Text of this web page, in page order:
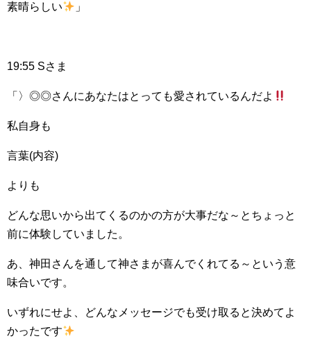
素晴らしい 」
19:55 Sさま
「〉◎◎さんにあなたはとっても愛されているんだよ
私自身も
言葉(内容)
よりも
どんな思いから出てくるのかの方が大事だな～とちょっと
前に体験していました。
あ、神田さんを通して神さまが喜んでくれてる～という意
味合いです。
いずれにせよ、どんなメッセージでも受け取ると決めてよ
かったです